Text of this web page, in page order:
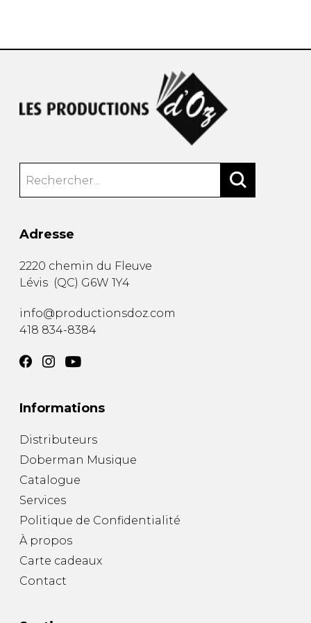
Adresse
2220 chemin du Fleuve
Lévis (QC) G6W 1Y4
info@productionsdoz.com
418 834-8384
Informations
Distributeurs
Doberman Musique
Catalogue
Services
Politique de Confidentialité
À propos
Carte cadeaux
Contact